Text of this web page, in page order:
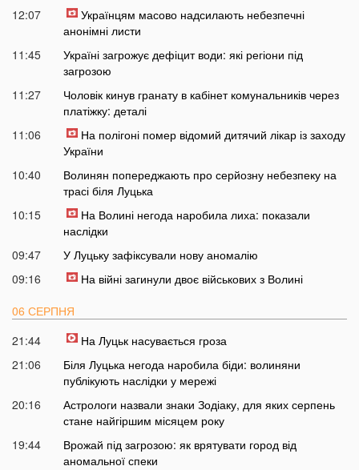
12:07
Українцям масово надсилають небезпечні
анонімні листи
11:45
Україні загрожує дефіцит води: які регіони під
загрозою
11:27
Чоловік кинув гранату в кабінет комунальників через
платіжку: деталі
11:06
На полігоні помер відомий дитячий лікар із заходу
України
10:40
Волинян попереджають про серйозну небезпеку на
трасі біля Луцька
10:15
На Волині негода наробила лиха: показали
наслідки
09:47
У Луцьку зафіксували нову аномалію
09:16
На війні загинули двоє військових з Волині
06 СЕРПНЯ
21:44
На Луцьк насувається гроза
21:06
Біля Луцька негода наробила біди: волиняни
публікують наслідки у мережі
20:16
Астрологи назвали знаки Зодіаку, для яких серпень
стане найгіршим місяцем року
19:44
Врожай під загрозою: як врятувати город від
аномальної спеки